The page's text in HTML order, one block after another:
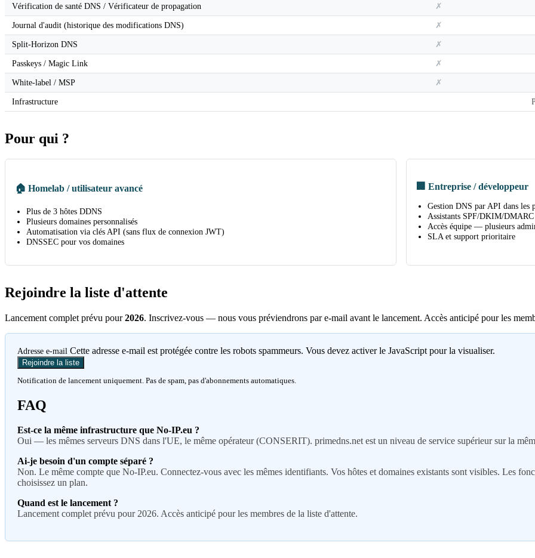
Vérification de santé DNS / Vérificateur de propagation
✗
Journal d'audit (historique des modifications DNS)
✗
Split-Horizon DNS
✗
Passkeys / Magic Link
✗
White-label / MSP
✗
Infrastructure
Pour qui ?
🏠 Homelab / utilisateur avancé
Plus de 3 hôtes DDNS
Plusieurs domaines personnalisés
Automatisation via clés API (sans flux de connexion JWT)
DNSSEC pour vos domaines
🏢 Entreprise / développeur
Gestion DNS par API dans les
Assistants SPF/DKIM/
Accès équipe — plusieurs
SLA et support prioritaire
Rejoindre la liste d'attente
Lancement complet prévu pour2026. Inscrivez-vous — nous vous préviendrons par e-mail avant le lancement. Accès anticipé pour les
Adresse e-mail Cette adresse e-mail est protégée contre les robots spammeurs. Vous devez activer le JavaScript pour la visualiser.
Rejoindre la liste
Notification de lancement uniquement. Pas de spam, pas d'abonnements automatiques.
FAQ
Est-ce la même infrastructure que No-IP.eu ?
Oui — les mêmes serveurs DNS dans l'UE, le même opérateur (CONSERIT). primedns.net est un niveau de service supérieur sur la
Ai-je besoin d'un compte séparé ?
Non. Le même compte que No-IP.eu. Connectez-vous avec les mêmes identifiants. Vos hôtes et domaines existants sont visibles. Les
choisissez un plan.
Quand est le lancement ?
Lancement complet prévu pour 2026. Accès anticipé pour les membres de la liste d'attente.